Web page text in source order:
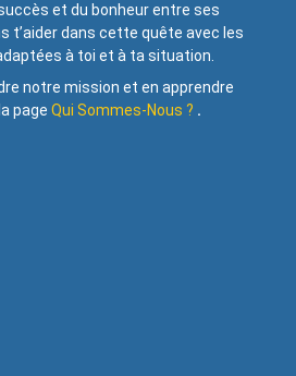
et du bonheur entre ses
t’aider dans cette quête avec les
à toi et à ta situation.
notre mission et en apprendre
page Qui Sommes-Nous ? .